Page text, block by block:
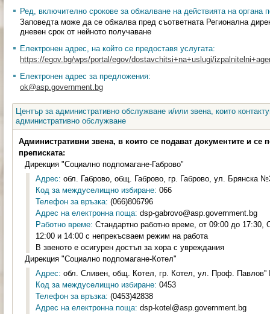
Ред, включително срокове за обжалване на действията на органа
Заповедта може да се обжалва пред съответната Регионална
дневен срок от нейното получаване
Електронен адрес, на който се предоставя услугата:
https://egov.bg/wps/portal/egov/dostavchitsi+na+uslugi/
Електронен адрес за предложения:
ok@asp.government.bg
Център за административно обслужване и/или звена, които
административно обслужване
Административни звена, в които се подават документите и се
преписката:
Дирекция "Социално подпомагане-Габрово"
Адрес: обл. Габрово, общ. Габрово, гр. Габрово, ул. Брянска
Код за междуселищно избиране: 066
Телефон за връзка: (066)806796
Адрес на електронна поща: dsp-gabrovo@asp.government.bg
Работно време: Стандартно работно време, от 09:00 до
12:00 и 14:00 с непрекъсваем режим на работа
В звеното е осигурен достъп за хора с увреждания
Дирекция "Социално подпомагане-Котел"
Адрес: обл. Сливен, общ. Котел, гр. Котел, ул. Проф.
Код за междуселищно избиране: 0453
Телефон за връзка: (0453)42838
Адрес на електронна поща: dsp-kotel@asp.government.bg